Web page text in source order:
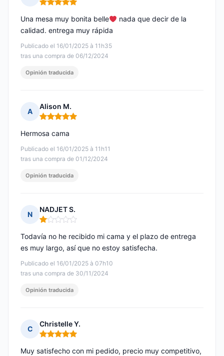
Nota: 5 de 5
Publicado el 16/01/2025 à 11h35
tras una compra de 06/12/2024
Una mesa muy bonita belle
nada que decir de la
calidad. entrega muy rápida
Opinión traducida
A
Alison M.
Nota: 5 de 5
Publicado el 16/01/2025 à 11h11
tras una compra de 01/12/2024
Hermosa cama
Opinión traducida
N
NADJET S.
Nota: 1 de 5
Publicado el 16/01/2025 à 07h10
tras una compra de 30/11/2024
Todavía no he recibido mi cama y el plazo de entrega
es muy largo, así que no estoy satisfecha.
Opinión traducida
C
Christelle Y.
Nota: 5 de 5
Muy satisfecho con mi pedido, precio muy competitivo,